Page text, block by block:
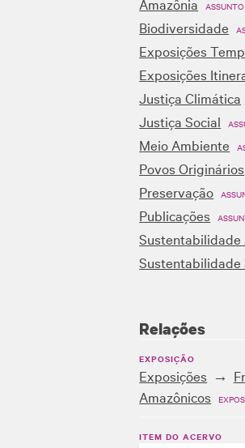
Amazônia ASSUNTO
Biodiversidade
Exposições
Exposições
Justiça Climática
Justiça Social
Meio Ambiente
Povos Originários
Preservação
Publicações
Sustentabilidade
Sustentabilidade
Relações
EXPOSIÇÃO
Exposições
Amazônicos
ITEM DO ACERVO